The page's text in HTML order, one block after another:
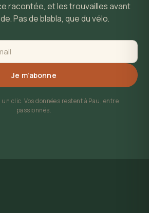
racontée, et les trouvailles avant
Pas de blabla, que du vélo.
Je m'abonne
clic. Vos données restent à Pau, entre
passionnés.